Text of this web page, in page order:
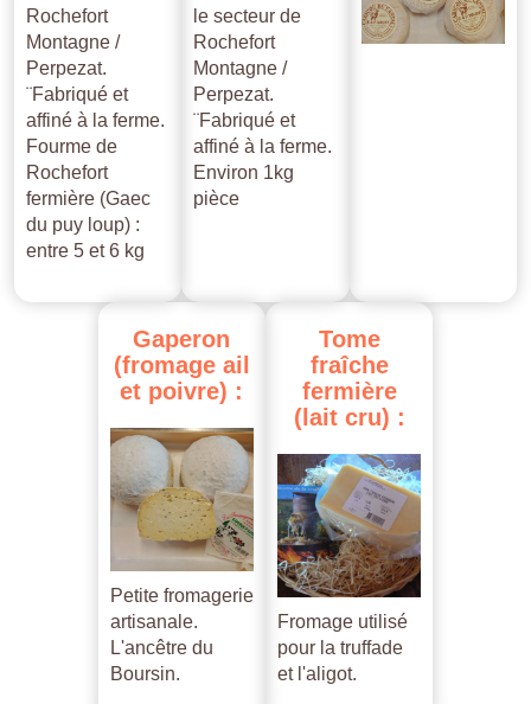
Rochefort
Montagne /
Perpezat.
¨Fabriqué et
affiné à la ferme.
Fourme de
Rochefort
fermière (Gaec
du puy loup) :
entre 5 et 6 kg
le secteur de
Rochefort
Montagne /
Perpezat.
¨Fabriqué et
affiné à la ferme.
Environ 1kg
pièce
Gaperon
(fromage ail
et poivre) :
Petite fromagerie
artisanale.
L'ancêtre du
Boursin.
Tome
fraîche
fermière
(lait cru) :
Fromage utilisé
pour la truffade
et l'aligot.